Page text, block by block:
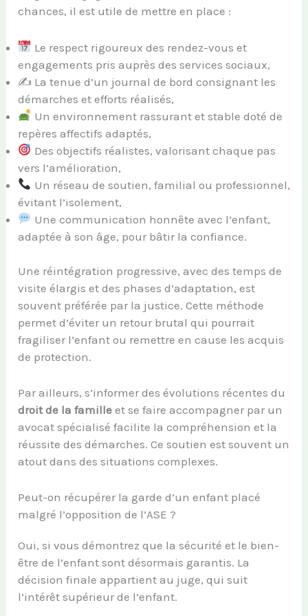
chances, il est utile de mettre en place :
Le respect rigoureux des rendez-vous et
engagements pris auprès des services sociaux,
✍️ La tenue d’un journal de bord consignant les
démarches et efforts réalisés,
Un environnement rassurant et stable doté de
repères affectifs adaptés,
Des objectifs réalistes, valorisant chaque pas
vers l’amélioration,
Un réseau de soutien, familial ou professionnel,
évitant l’isolement,
Une communication honnête avec l’enfant,
adaptée à son âge, pour bâtir la confiance.
Une réintégration progressive, avec des temps de
visite élargis et des phases d’adaptation, est
souvent préférée par la justice. Cette méthode
permet d’éviter un retour brutal qui pourrait
fragiliser l’enfant ou remettre en cause les acquis
de protection.
Par ailleurs, s’informer des évolutions récentes du
droit de la famille et se faire accompagner par un
avocat spécialisé facilite la compréhension et la
réussite des démarches. Ce soutien est souvent un
atout dans des situations complexes.
Peut-on récupérer la garde d’un enfant placé
malgré l’opposition de l’ASE ?
Oui, si vous démontrez que la sécurité et le bien-
être de l’enfant sont désormais garantis. La
décision finale appartient au juge, qui suit
l’intérêt supérieur de l’enfant.